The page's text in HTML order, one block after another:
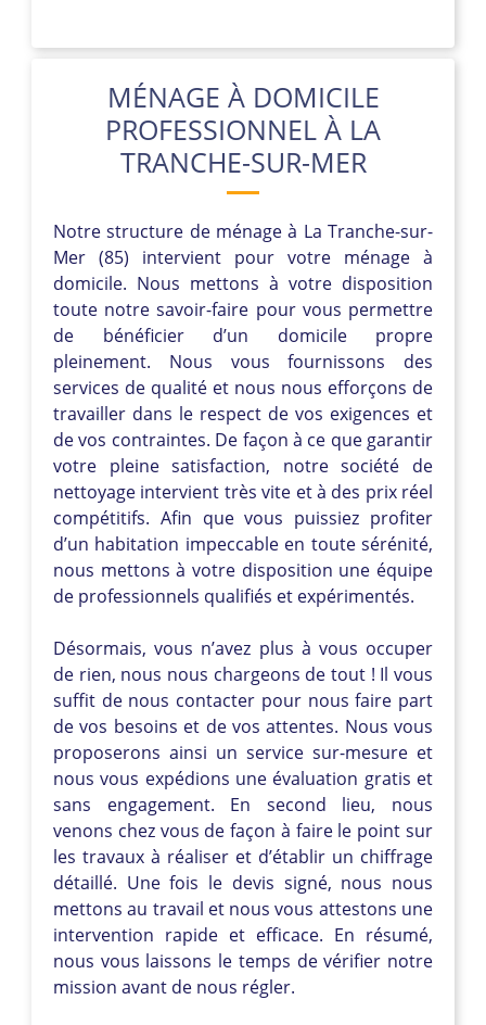
MÉNAGE À DOMICILE
PROFESSIONNEL À LA
TRANCHE-SUR-MER
Notre structure de ménage à La Tranche-sur-
Mer (85) intervient pour votre ménage à
domicile. Nous mettons à votre disposition
toute notre savoir-faire pour vous permettre
de bénéficier d’un domicile propre
pleinement. Nous vous fournissons des
services de qualité et nous nous efforçons de
travailler dans le respect de vos exigences et
de vos contraintes. De façon à ce que garantir
votre pleine satisfaction, notre société de
nettoyage intervient très vite et à des prix réel
compétitifs. Afin que vous puissiez profiter
d’un habitation impeccable en toute sérénité,
nous mettons à votre disposition une équipe
de professionnels qualifiés et expérimentés.
Désormais, vous n’avez plus à vous occuper
de rien, nous nous chargeons de tout ! Il vous
suffit de nous contacter pour nous faire part
de vos besoins et de vos attentes. Nous vous
proposerons ainsi un service sur-mesure et
nous vous expédions une évaluation gratis et
sans engagement. En second lieu, nous
venons chez vous de façon à faire le point sur
les travaux à réaliser et d’établir un chiffrage
détaillé. Une fois le devis signé, nous nous
mettons au travail et nous vous attestons une
intervention rapide et efficace. En résumé,
nous vous laissons le temps de vérifier notre
mission avant de nous régler.